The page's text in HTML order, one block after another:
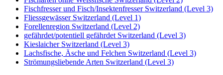
Fischfresser und Fisch/Insektenfresser Switzerland (Level 3)
Fliessgewässer Switzerland (Level 1)
Forellenregion Switzerland (Level 2)
gefährdet/potentiell gefährdet Switzerland (Level 3)
Kieslaicher Switzerland (Level 3)
Lachsfische, Äsche und Felchen Switzerland (Level 3)
Strömungsliebende Arten Switzerland (Level 3)